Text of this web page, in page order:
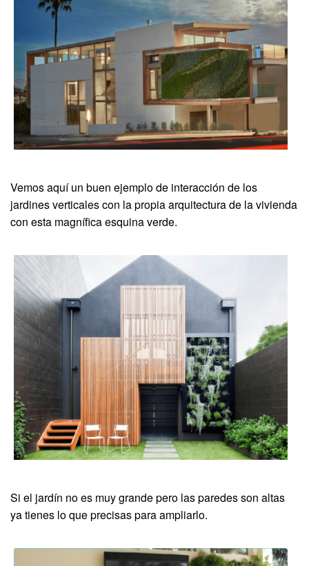
Vemos aquí un buen ejemplo de interacción de los
jardines verticales con la propia arquitectura de la vivienda
con esta magnífica esquina verde.
Si el jardín no es muy grande pero las paredes son altas
ya tienes lo que precisas para ampliarlo.